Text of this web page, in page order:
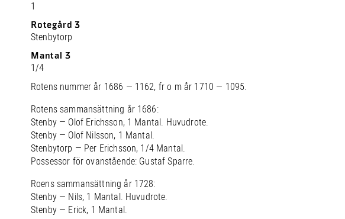
1
Rotegård 3
Stenbytorp
Mantal 3
1/4
Rotens nummer år 1686 — 1162, fr o m år 1710 — 1095.
Rotens sammansättning år 1686:
Stenby — Olof Erichsson, 1 Mantal. Huvudrote.
Stenby — Olof Nilsson, 1 Mantal.
Stenbytorp — Per Erichsson, 1/4 Mantal.
Possessor för ovanstående: Gustaf Sparre.
Roens sammansättning år 1728:
Stenby — Nils, 1 Mantal. Huvudrote.
Stenby — Erick, 1 Mantal.